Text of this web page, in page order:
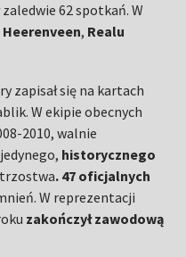
62 spotkań. W
Heerenveen, Realu
zapisał się na kartach
W ekipie obecnych
2010, walnie
historycznego
. 47 oficjalnych
W reprezentacji
zakończył zawodową